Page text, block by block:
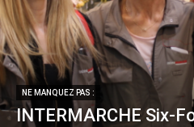
NE MANQUEZ PAS :
INTERMARCHE Six-